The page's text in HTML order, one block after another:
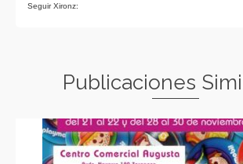
Seguir Xironz:
Publicaciones